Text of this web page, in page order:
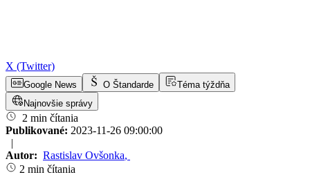
X (Twitter)
Google News O Štandarde
Téma týždňa
Najnovšie správy
2 min čítania
Publikované: 2023-11-26 09:00:00
|
Autor: Rastislav Ovšonka,
2 min čítania